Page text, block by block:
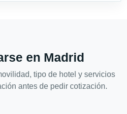
en Madrid
tipo de hotel y servicios
antes de pedir cotización.